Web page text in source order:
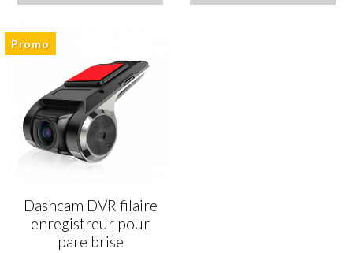
Promo
Dashcam DVR filaire
enregistreur pour
pare brise